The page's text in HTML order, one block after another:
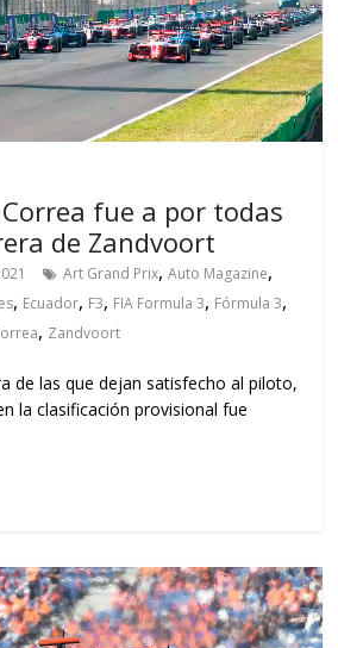
fue a por todas
de Zandvoort
Art Grand Prix,Auto Magazine,
, Ecuador, F3, FIA Formula 3, Fórmula 3,
, Zandvoort
de las que dejan satisfecho al piloto,
la clasificación provisional fue